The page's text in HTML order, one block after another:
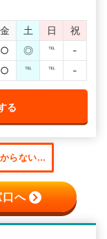
金 土 日
祝
○ ◎ ℡
-
○ ℡ ℡ -
る
らない...
口へ